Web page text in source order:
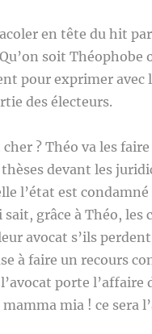
en tête du hit
soit
pour exprimer avec
des électeurs.
? Théo va les faire
devant les
l’état est
sait, grâce à Théo,
avocat s’ils
à faire un recours
porte l’affaire
mia ! ce sera